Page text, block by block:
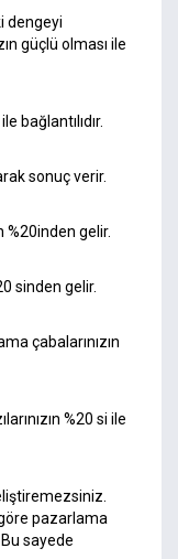
dengeyi
güçlü olması ile
bağlantılıdır.
sonuç verir.
%20inden gelir.
sinden gelir.
çabalarınızın
%20 si ile
pazarlama
sayede